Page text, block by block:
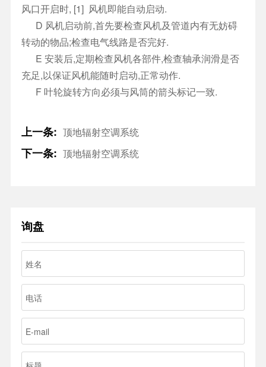
风口开启时, [1] 风机即能自动启动.
D 风机启动前,首先要检查风机及管道内有无妨碍
转动的物品;检查电气线路是否完好.
E 安装后,定期检查风机各部件,检查轴承润滑是否
充足,以保证风机能随时启动,正常动作.
F 叶轮旋转方向必须与风筒的箭头标记一致.
上一条: 顶地辐射空调系统
下一条: 顶地辐射空调系统
询盘